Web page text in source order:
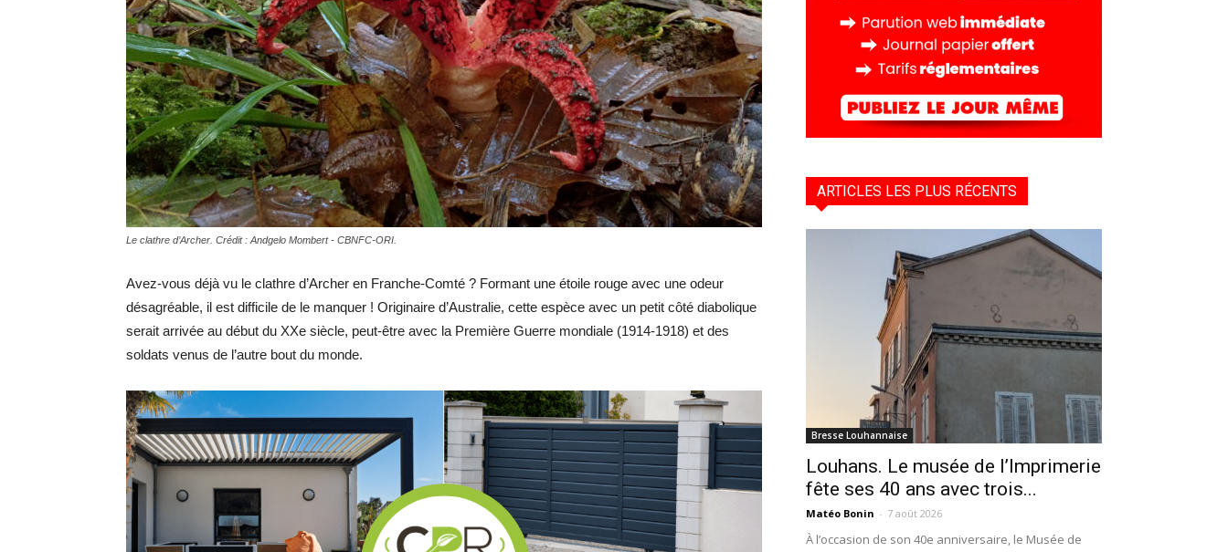
Hebdo39
Le clathre d’Archer. Crédit : Andgelo Mombert - CBNFC-ORI.
Avez-vous déjà vu le clathre d’Archer en Franche-Comté ? Formant une étoile rouge avec une odeur
désagréable, il est difficile de le manquer ! Originaire d’Australie, cette espèce avec un petit côté diabolique
serait arrivée au début du XXe siècle, peut-être avec la Première Guerre mondiale (1914-1918) et des
soldats venus de l’autre bout du monde.
ARTICLES LES PLUS RÉCENTS
Bresse Louhannaise
Louhans. Le musée de l’Imprimerie
fête ses 40 ans avec trois...
Matéo Bonin - 7 août 2026
À l’occasion de son 40e anniversaire, le Musée de